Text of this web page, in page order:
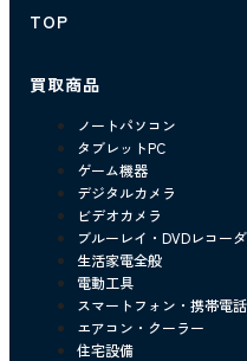
TOP
買取商品
ノートパソコン
タブレットPC
ゲーム機器
デジタルカメラ
ビデオカメラ
ブルーレイ・DVDレコー
生活家電全般
電動工具
スマートフォン・携帯電話
エアコン・クーラー
住宅設備